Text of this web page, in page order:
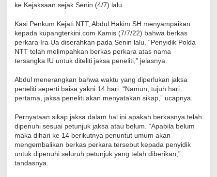
ke Kejaksaan sejak Senin (4/7) lalu.
Kasi Penkum Kejati NTT, Abdul Hakim SH menyampaikan
kepada kupangterkini.com Kamis (7/7/22) bahwa berkas
perkara Ira Ua diserahkan pada Senin lalu. “Penyidik Polda
NTT telah melimpahkan berkas perkara atas nama
tersangka IU untuk diteliti jaksa peneliti,” jelasnya.
Abdul menerangkan bahwa waktu yang diperlukan jaksa
peneliti seperti baisa yakni 14 hari. “Namun, tujuh hari
pertama, jaksa peneliti akan menyatakan sikap,” ucapnya.
Pernyataan sikap jaksa dalam hal ini apakah berkasnya telah
dipenuhi sesuai petunjuk jaksa atau belum. “Apabila belum
maka dihari ke 14 berikutnya penuntut umum akan
mengembalikan berkas perkara tersebut kepada penyidik
untuk dipenuhi seluruh petunjuk yang telah diberikan,”
tandasnya.